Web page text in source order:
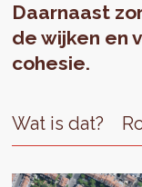
Daarnaast
de wijken en
cohesie.
Wat is dat?